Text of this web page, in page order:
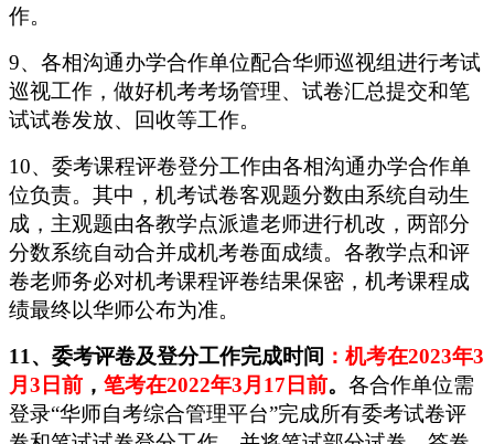
作。
9、各相沟通办学合作单位配合华师巡视组进行考试
巡视工作，做好机考考场管理、试卷汇总提交和笔
试试卷发放、回收等工作。
10、 委考课程评卷登分工作由各相沟通办学合作单
位负责。其中，机考试卷客观题分数由系统自动生
成，主观题由各教学点派遣老师进行机改，两部分
分数系统自动合并成机考卷面成绩。各教学点和评
卷老师务必对机考课程评卷结果保密，机考课程成
绩最终以华师公布为准。
11、委考评卷及登分工作完成时间 ：机考在2023年3
月3日前 ， 笔考在2022年3月17日前。 各合作单位需
登录“华师自考综合管理平台”完成所有委考试卷评